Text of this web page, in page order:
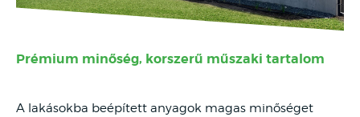
Prémium minőség, korszerű műszaki tartalom
A lakásokba beépített anyagok magas minőséget